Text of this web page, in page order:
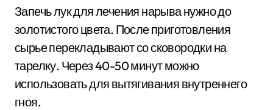
Запечь лук для лечения нарыва нужно до
золотистого цвета. После приготовления
сырье перекладывают со сковородки на
тарелку. Через 40-50 минут можно
использовать для вытягивания внутреннего
гноя.